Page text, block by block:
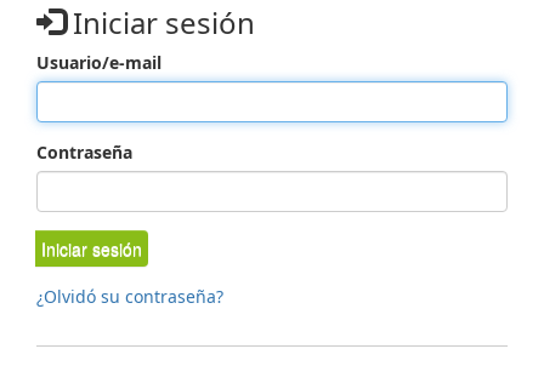
Iniciar sesión
Usuario/e-mail
Contraseña
Iniciar sesión
¿Olvidó su contraseña?